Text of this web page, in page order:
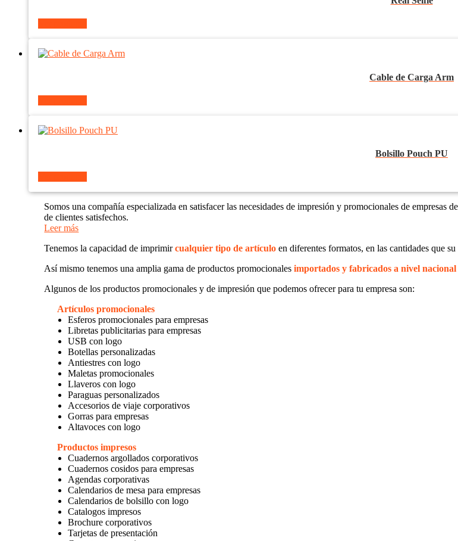
Cable de Carga Arm
Bolsillo Pouch PU
Somos una compañía especializada en satisfacer las necesidades de impresión y promocionales de empresas
de clientes satisfechos.
Leer más
Tenemos la capacidad de imprimircualquier tipo de artículo en diferentes formatos, en las cantidades que
Así mismo tenemos una amplia gama de productos promocionalesimportados y fabricados a nivel nacional
Algunos de los productos promocionales y de impresión que podemos ofrecer para tu empresa son:
Artículos promocionales
Esferos promocionales para empresas
Libretas publicitarias para empresas
USB con logo
Botellas personalizadas
Antiestres con logo
Maletas promocionales
Llaveros con logo
Paraguas personalizados
Accesorios de viaje corporativos
Gorras para empresas
Altavoces con logo
Productos impresos
Cuadernos argollados corporativos
Cuadernos cosidos para empresas
Agendas corporativas
Calendarios de mesa para empresas
Calendarios de bolsillo con logo
Catalogos impresos
Brochure corporativos
Tarjetas de presentación